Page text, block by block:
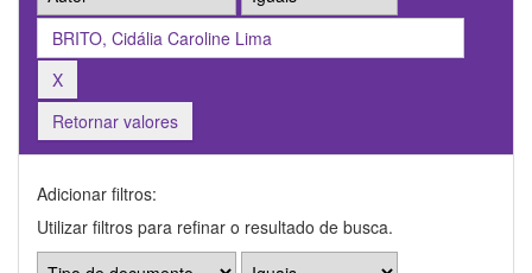
Retornar valores
Adicionar filtros:
Utilizar filtros para refinar o resultado de busca.